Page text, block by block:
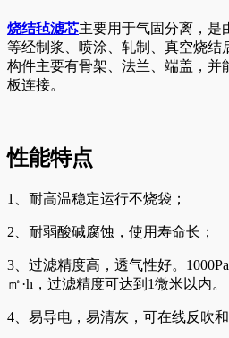
烧结毡滤芯主要用于气固分离，是
等经制浆、喷涂、轧制、真空烧结
构件主要有骨架、法兰、端盖，并
板连接。
性能特点
1、耐高温稳定运行不烧袋；
2、耐弱酸碱腐蚀，使用寿命长；
3、过滤精度高，透气性好。
㎡·h，过滤精度可达到1微米以内。
4、易导电，易清灰，可在线反吹和